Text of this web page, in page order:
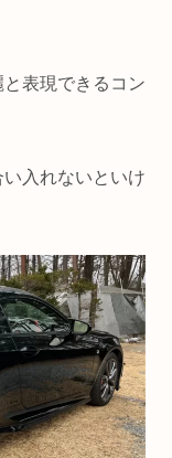
表現できるコン
入れないといけ